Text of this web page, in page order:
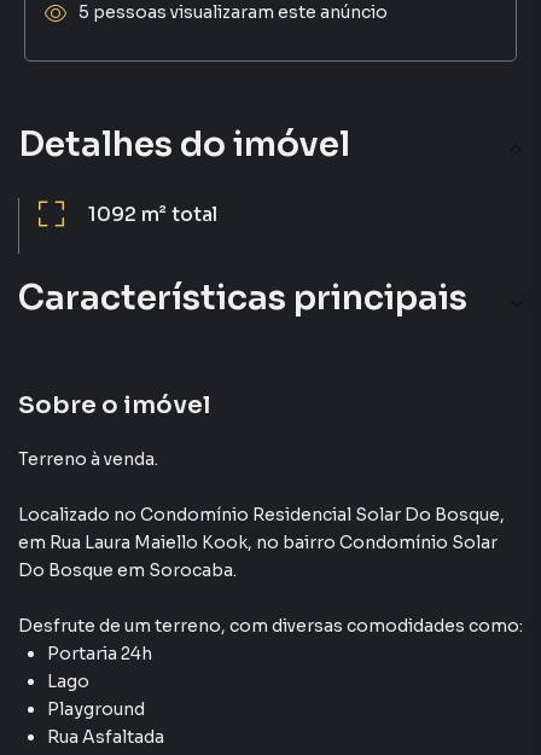
Detalhes do imóvel
1092 m²total
Características principais
Sobre o imóvel
Terreno à venda.
Localizado no Condomínio Residencial Solar Do Bosque,
em Rua Laura Maiello Kook, no bairro Condomínio Solar
Do Bosque em Sorocaba.
Desfrute de um terreno, com diversas comodidades como:
Portaria 24h
Lago
Playground
Rua Asfaltada
5 pessoas visualizaram este anúncio